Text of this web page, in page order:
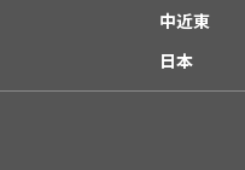
中近東
日本